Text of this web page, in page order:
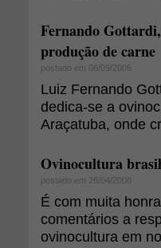
Fernando
produção de carne
postado em 06/09/2006
Luiz Fernando
dedica-se a
Araçatuba, onde
Ovinocultura
postado em 28/04/2008
É com muita
comentários a
ovinocultura em